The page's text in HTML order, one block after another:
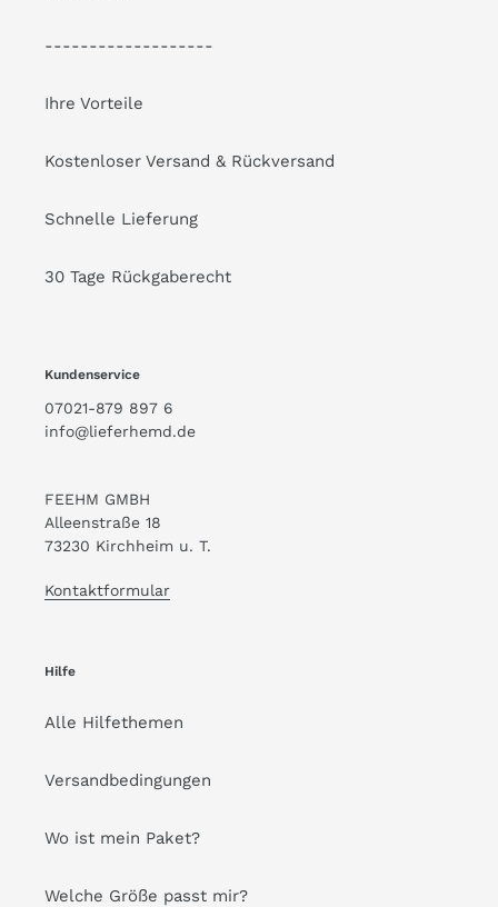
-------------------
Ihre Vorteile
Kostenloser Versand & Rückversand
Schnelle Lieferung
30 Tage Rückgaberecht
Kundenservice
07021-879 897 6
info@lieferhemd.de
FEEHM GMBH
Alleenstraße 18
73230 Kirchheim u. T.
Kontaktformular
Hilfe
Alle Hilfethemen
Versandbedingungen
Wo ist mein Paket?
Welche Größe passt mir?